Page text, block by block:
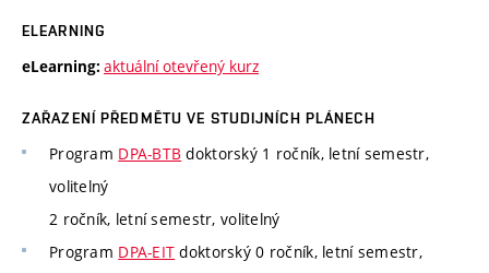
ELEARNING
eLearning: aktuální otevřený kurz
ZAŘAZENÍ PŘEDMĚTU VE STUDIJNÍCH PLÁNECH
Program DPA-BTB doktorský 1 ročník, letní semestr,
volitelný
2 ročník, letní semestr, volitelný
Program DPA-EIT doktorský 0 ročník, letní semestr,